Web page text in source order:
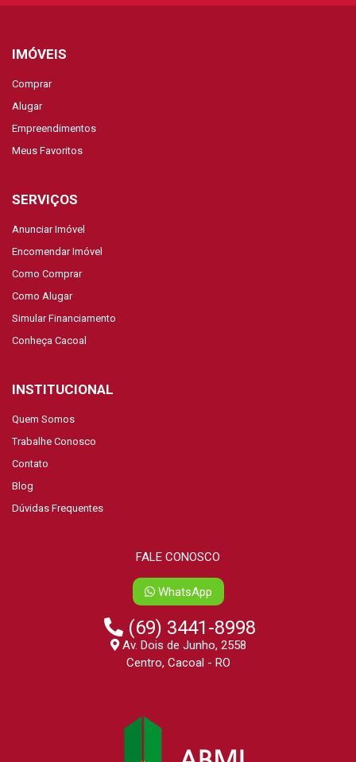
IMÓVEIS
Comprar
Alugar
Empreendimentos
Meus Favoritos
SERVIÇOS
Anunciar Imóvel
Encomendar Imóvel
Como Comprar
Como Alugar
Simular Financiamento
Conheça Cacoal
INSTITUCIONAL
Quem Somos
Trabalhe Conosco
Contato
Blog
Dúvidas Frequentes
FALE CONOSCO
WhatsApp
(69) 3441-8998
Av. Dois de Junho, 2558
Centro, Cacoal - RO